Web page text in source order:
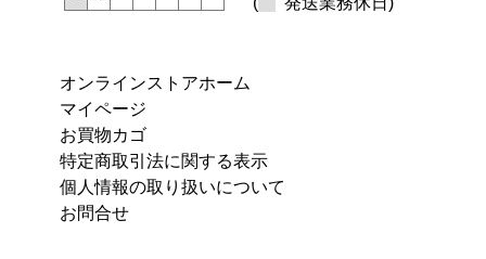
オンラインストアホーム
マイページ
お買物カゴ
特定商取引法に関する表示
個人情報の取り扱いについて
お問合せ